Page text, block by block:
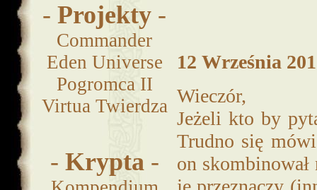
-Projekty -
Commander
Eden Universe
Pogromca II
Virtua Twierdza
- Krypta -
12 Września
Wieczór,
Jeżeli kto by
Trudno się
on skombinował